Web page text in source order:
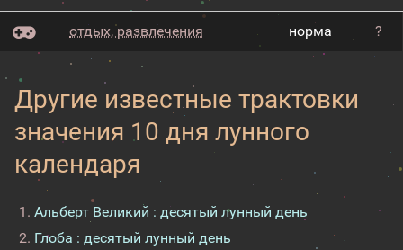
отдых, развлечения норма ?
Другие известные трактовки
значения 10 дня лунного
календаря
Альберт Великий : десятый лунный день
Глоба : десятый лунный день